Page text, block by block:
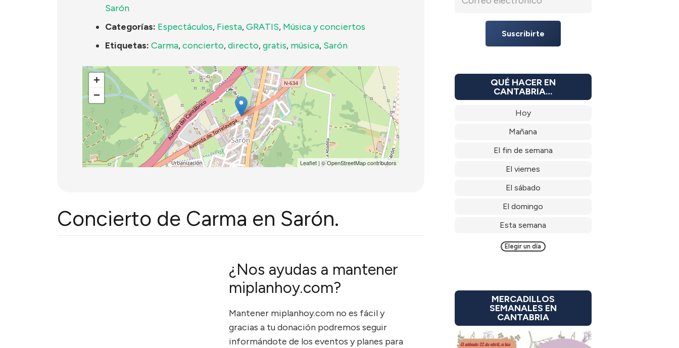
Sarón
Categorías: Espectáculos, Fiesta,GRATIS, Música y conciertos
Etiquetas: Carma,concierto,directo,gratis, música, Sarón
+
−
Leaflet| ©OpenStreetMapcontributors
Concierto de Carma en Sarón.
¿Nos ayudas a mantener
miplanhoy.com?
Mantener miplanhoy.com no es fácil y
gracias a tu donación podremos seguir
informándote de los eventos y planes para
Suscribirte
QUÉ HACER EN
CANTABRIA…
Hoy
Mañana
El fin de semana
El viernes
El sábado
El domingo
Esta semana
Elegir un día
MERCADILLOS
SEMANALES EN
CANTABRIA